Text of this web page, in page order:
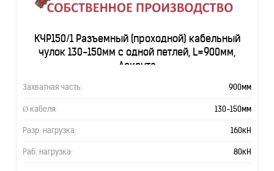
КЧР150/1 Разъемный (проходной) кабельный
чулок 130-150мм с одной петлей, L=900мм,
Асконта
Захватная часть: 900мм
Ø кабеля: 130-150мм
Разр. нагрузка: 160кН
Раб. нагрузка: 80кН